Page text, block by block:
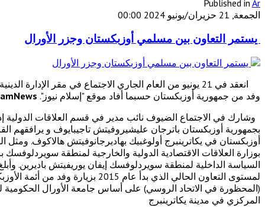
Published in Ar
الجمعة, 21 حزيران/يونيو 2024 00:00
يستمر التعاون بين مسلمي أوزبكستان وجزر الأورال
انعقد في 21 يونيو من العام الجاري الاجتماع في مقر
وفد من جمهورية أوزبكستان حسبما أفاد موقع "إسلام نيوز".
وشارك في الاجتماع الضيوف نائب مدير في قسم العلاقات
بجمهورية أوزبكستان باترجان عليشيروفيتش تاجيبايوف و يرافقهم
أوزبكستان في يكاترينبرج أولوغبيك بهاديرجانوفيتش هالاكوف. ومثل
بوزارة العلاقات الاقتصادية الدولية والخارجية لمنطقة
السياسة الداخلية لمنطقة سويردلوفسك إيفان يوريفيتش باديرين.
لمستوى التعاون الحالي الذي بدأ
(المحظورة في الاتحاد الروسي) على أساس جامعة الأورال
المركزي في مدينة يكاترينبرج